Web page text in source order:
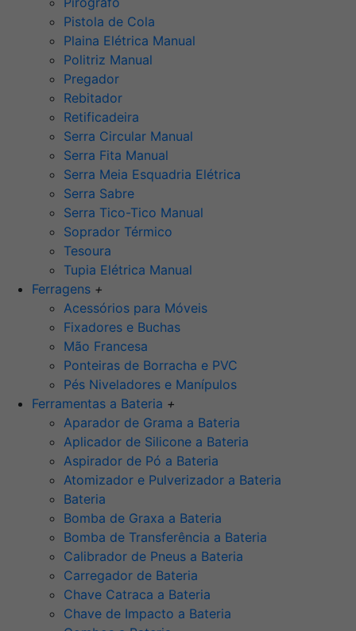
Pistola de Cola
Plaina Elétrica Manual
Politriz Manual
Pregador
Rebitador
Retificadeira
Serra Circular Manual
Serra Fita Manual
Serra Meia Esquadria Elétrica
Serra Sabre
Serra Tico-Tico Manual
Soprador Térmico
Tesoura
Tupia Elétrica Manual
Ferragens +
Acessórios para Móveis
Fixadores e Buchas
Mão Francesa
Ponteiras de Borracha e PVC
Pés Niveladores e Manípulos
Ferramentas a Bateria +
Aparador de Grama a Bateria
Aplicador de Silicone a Bateria
Aspirador de Pó a Bateria
Atomizador e Pulverizador a Bateria
Bateria
Bomba de Graxa a Bateria
Bomba de Transferência a Bateria
Calibrador de Pneus a Bateria
Carregador de Bateria
Chave Catraca a Bateria
Chave de Impacto a Bateria